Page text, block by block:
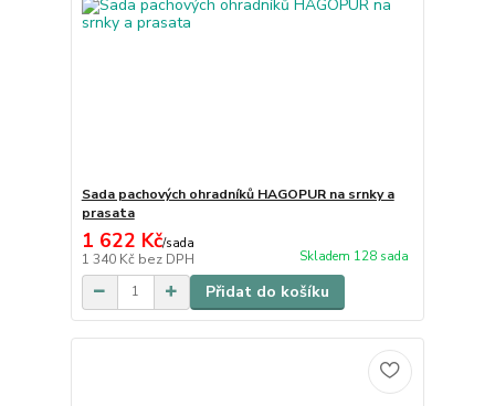
Sada pachových ohradníků HAGOPUR na srnky a
prasata
1 622 Kč/sada
1 340 Kč bez DPH Skladem 128 sada
Přidat do košíku